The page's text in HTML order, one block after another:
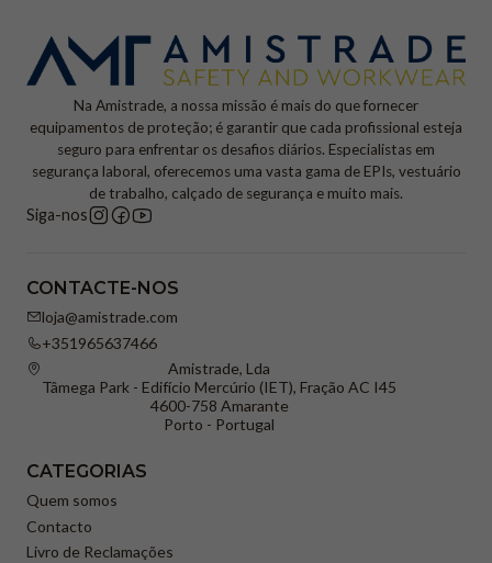
Na Amistrade, a nossa missão é mais do que fornecer
equipamentos de proteção; é garantir que cada profissional esteja
seguro para enfrentar os desafios diários. Especialistas em
segurança laboral, oferecemos uma vasta gama de EPIs, vestuário
de trabalho, calçado de segurança e muito mais.
Siga-nos
CONTACTE-NOS
loja@amistrade.com
+351965637466
Amistrade, Lda
Tâmega Park - Edifício Mercúrio (IET), Fração AC I45
4600-758 Amarante
Porto - Portugal
CATEGORIAS
Quem somos
Contacto
Livro de Reclamações